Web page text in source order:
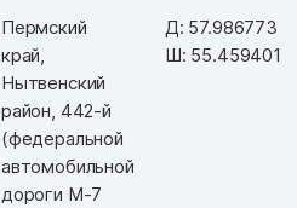
Пермский
край,
Нытвенский
район, 442-й
(федеральной
автомобильной
дороги М-7
Д: 57.986773
Ш: 55.459401